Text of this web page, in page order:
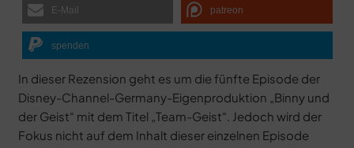
E-Mail patreon
spenden
In dieser Rezension geht es um die fünfte Episode der
Disney-Channel-Germany-Eigenproduktion „Binny und
der Geist“ mit dem Titel „Team-Geist“. Jedoch wird der
Fokus nicht auf dem Inhalt dieser einzelnen Episode